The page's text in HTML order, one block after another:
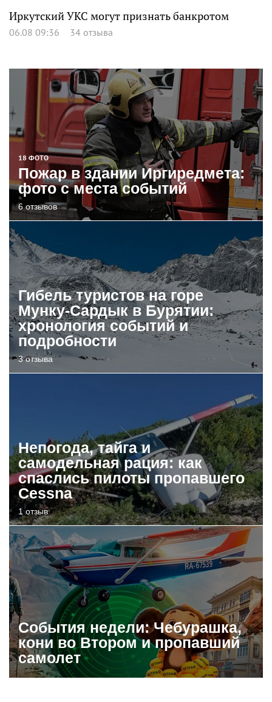
Иркутский УКС могут признать банкротом
06.08 09:36 34 отзыва
18 ФОТО
Пожар в здании Иргиредмета:
фото с места событий
6 отзывов
Гибель туристов на горе
Мунку-Сардык в Бурятии:
хронология событий и
подробности
3 отзыва
Непогода, тайга и
самодельная рация: как
спаслись пилоты пропавшего
Cessna
1 отзыв
События недели: Чебурашка,
кони во Втором и пропавший
самолет